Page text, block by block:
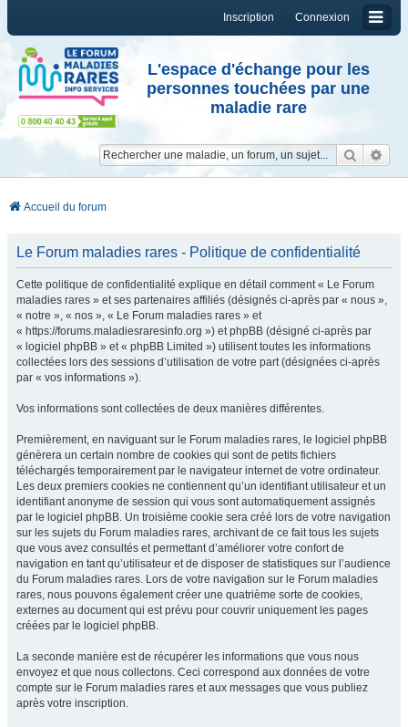
Connexion
Inscription
L'espace d'échange pour les
personnes touchées par une
maladie rare
Accueil du forum
Le Forum maladies rares - Politique de confidentialité
Cette politique de confidentialité explique en détail comment « Le Forum
maladies rares » et ses partenaires affiliés (désignés ci-après par « nous »,
« notre », « nos », « Le Forum maladies rares » et
« https://forums.maladiesraresinfo.org ») et phpBB (désigné ci-après par
« logiciel phpBB » et « phpBB Limited ») utilisent toutes les informations
collectées lors des sessions d’utilisation de votre part (désignées ci-après
par « vos informations »).
Vos informations sont collectées de deux manières différentes.
Premièrement, en naviguant sur le Forum maladies rares, le logiciel phpBB
génèrera un certain nombre de cookies qui sont de petits fichiers
téléchargés temporairement par le navigateur internet de votre ordinateur.
Les deux premiers cookies ne contiennent qu’un identifiant utilisateur et un
identifiant anonyme de session qui vous sont automatiquement assignés
par le logiciel phpBB. Un troisième cookie sera créé lors de votre navigation
sur les sujets du Forum maladies rares, archivant de ce fait tous les sujets
que vous avez consultés et permettant d’améliorer votre confort de
navigation en tant qu’utilisateur et de disposer de statistiques sur l’audience
du Forum maladies rares. Lors de votre navigation sur le Forum maladies
rares, nous pouvons également créer une quatrième sorte de cookies,
externes au document qui est prévu pour couvrir uniquement les pages
créées par le logiciel phpBB.
La seconde manière est de récupérer les informations que vous nous
envoyez et que nous collectons. Ceci correspond aux données de votre
compte sur le Forum maladies rares et aux messages que vous publiez
après votre inscription.